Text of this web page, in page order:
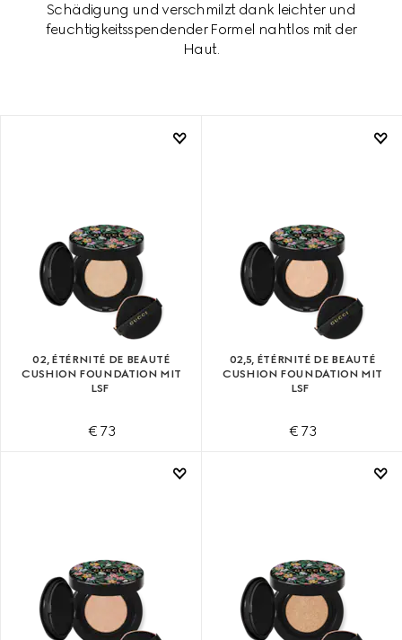
Schädigung und verschmilzt dank leichter und
feuchtigkeitsspendender Formel nahtlos mit der
Haut.
02, ÉTÉRNITÉ DE BEAUTÉ
CUSHION FOUNDATION MIT
LSF
€ 73
02,5, ÉTÉRNITÉ DE BEAUTÉ
CUSHION FOUNDATION MIT
LSF
€ 73